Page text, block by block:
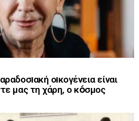
οıκογένεια είναι
μας τη χάρη, ο κóσμος